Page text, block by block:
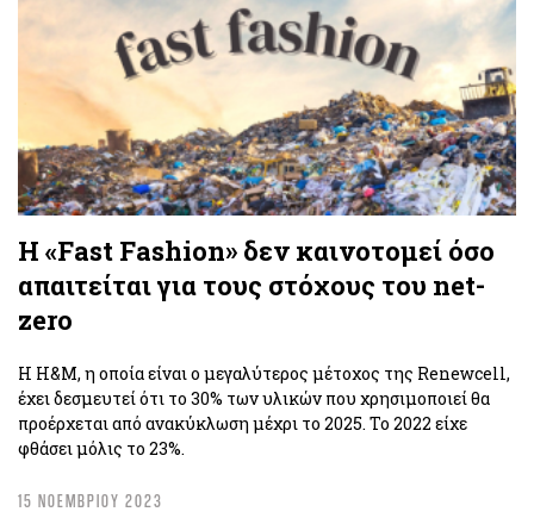
H «Fast Fashion» δεν καινοτομεί όσο
απαιτείται για τους στόχους του net-
zero
Η H&M, η οποία είναι ο μεγαλύτερος μέτοχος της Renewcell,
έχει δεσμευτεί ότι το 30% των υλικών που χρησιμοποιεί θα
προέρχεται από ανακύκλωση μέχρι το 2025. Το 2022 είχε
φθάσει μόλις το 23%.
15 ΝΟΕΜΒΡΙΟΥ 2023